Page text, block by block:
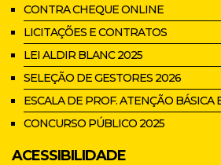
CONTRA CHEQUE ONLINE
LICITAÇÕES E CONTRATOS
LEI ALDIR BLANC 2025
SELEÇÃO DE GESTORES 2026
ESCALA DE PROF. ATENÇÃO BÁSICA
CONCURSO PÚBLICO 2025
ACESSIBILIDADE